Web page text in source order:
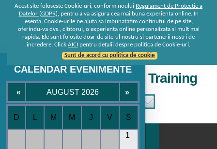
Acest site foloseste Cookie-uri, conform noului Regulament de Protectie a
Datelor (GDPR), pentru a va asigura cea mai buna experienta online. In
esenta, Cookie-urile ne ajuta sa imbunatatim continutul de pe site,
oferindu-va dvs., cititorul, o experienta online personalizata si mult mai
rapida. Ele sunt folosite doar de site-ul nostru si partenerii nostri de
incredere. Click AICI pentru detalii despre politica de Cookie-uri.
Sunt de acord cu politica de cookie
Seminare • Conferinte • Training
CALENDAR EVENIMENTE
« AUGUST 2026 »
D M M J V S
1